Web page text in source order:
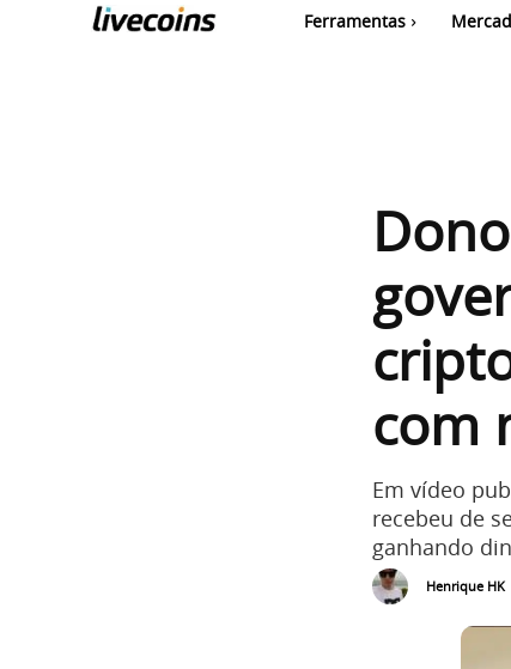
Ferramentas
com
Em vídeo
recebeu de
ganhando
Henrique HK